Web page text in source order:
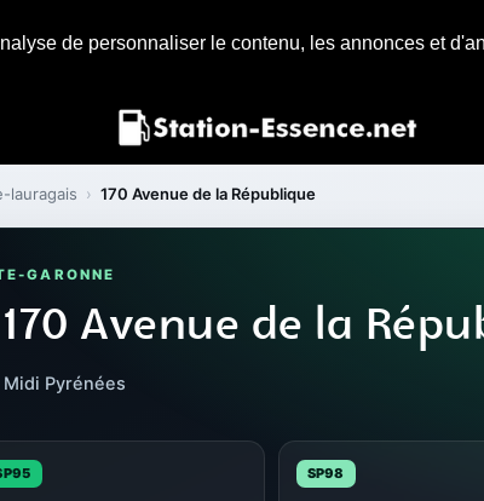
de personnaliser le contenu, les annonces et
lauragais › 170 Avenue de la République
GARONNE
Avenue de la
Pyrénées
SP98